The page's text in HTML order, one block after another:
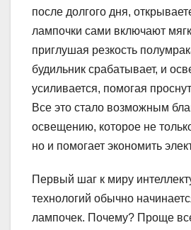
после долгого дня,
лампочки сами включают
приглушая резкость
будильник срабатывает, и
усиливается, помогая
Все это стало возможным
освещению, которое не
но и помогает экономить
Первый шаг к миру
технологий обычно
лампочек. Почему? Проще